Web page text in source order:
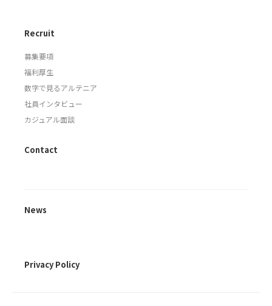
Recruit
募集要項
福利厚生
数字で見るアルテニア
社員インタビュー
カジュアル面談
Contact
News
Privacy Policy